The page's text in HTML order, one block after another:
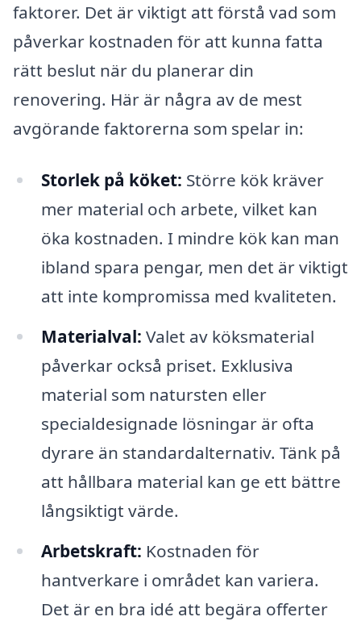
faktorer. Det är viktigt att förstå vad som
påverkar kostnaden för att kunna fatta
rätt beslut när du planerar din
renovering. Här är några av de mest
avgörande faktorerna som spelar in:
Storlek på köket: Större kök kräver
mer material och arbete, vilket kan
öka kostnaden. I mindre kök kan man
ibland spara pengar, men det är viktigt
att inte kompromissa med kvaliteten.
Materialval: Valet av köksmaterial
påverkar också priset. Exklusiva
material som natursten eller
specialdesignade lösningar är ofta
dyrare än standardalternativ. Tänk på
att hållbara material kan ge ett bättre
långsiktigt värde.
Arbetskraft: Kostnaden för
hantverkare i området kan variera.
Det är en bra idé att begära offerter